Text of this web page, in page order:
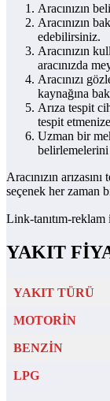
Aracınızın
Aracınızın
edebilirsiniz.
Aracınızın
aracınızda
Aracınızı
kaynağına
Arıza tespit
tespit
Uzman bir
Aracınızın
seçenek her zaman
Link-tanıtım-
YAKIT
YAKIT TÜRÜ
MOTORİN
BENZİN
LPG